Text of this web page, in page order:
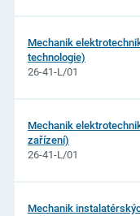
Mechanik
technologie)
26-41-L/01
Mechanik
zařízení)
26-41-L/01
Mechanik